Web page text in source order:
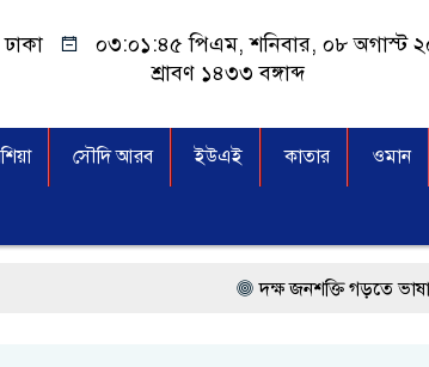
ঢাকা ০৩:০১:৪৬ পিএম, শনিবার, ০৮ অগাস্ট
শ্রাবণ ১৪৩৩ বঙ্গাব্দ
সৌদি আরব ইউএই কাতার ওমান
দক্ষ জনশক্তি গড়তে ভাষা প্রশিক্ষণ কেন্দ্র